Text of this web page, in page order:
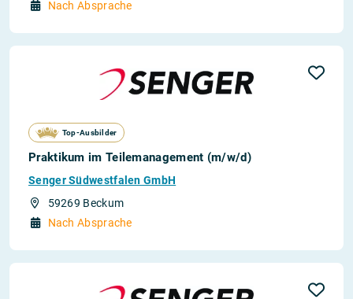
Nach Absprache
Top-Ausbilder
Praktikum im Teilemanagement (m/w/d)
Senger Südwestfalen GmbH
59269 Beckum
Nach Absprache